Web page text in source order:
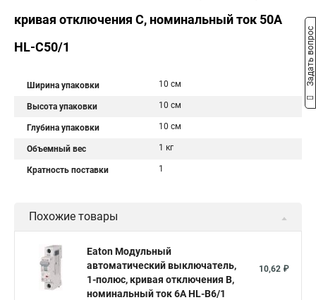
кривая отключения C, номинальный ток 50А
HL-C50/1
Ширина упаковки 10 см
Высота упаковки 10 см
Глубина упаковки 10 см
Объемный вес 1 кг
Кратность поставки 1
Похожие товары
Eaton Модульный
автоматический выключатель,
1-полюс, кривая отключения B,
номинальный ток 6А HL-B6/1
10,62 ₽
Задать вопрос